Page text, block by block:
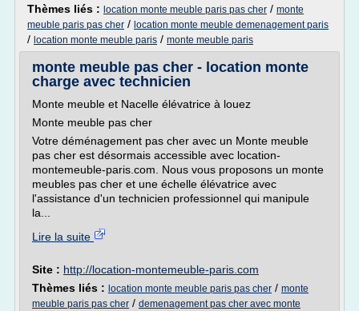
Thèmes liés : location monte meuble paris pas cher / monte
meuble paris pas cher / location monte meuble demenagement paris
/ location monte meuble paris / monte meuble paris
monte meuble pas cher - location monte
charge avec technicien
Monte meuble et Nacelle élévatrice à louez
Monte meuble pas cher
Votre déménagement pas cher avec un Monte meuble
pas cher est désormais accessible avec location-
montemeuble-paris.com. Nous vous proposons un monte
meubles pas cher et une échelle élévatrice avec
l'assistance d'un technicien professionnel qui manipule
la...
Lire la suite
Site : http://location-montemeuble-paris.com
Thèmes liés : location monte meuble paris pas cher / monte
meuble paris pas cher / demenagement pas cher avec monte